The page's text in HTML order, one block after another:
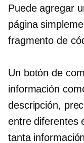
Puede agregar
página
fragmento de
Un botón de
información
descripción,
entre diferentes
tanta